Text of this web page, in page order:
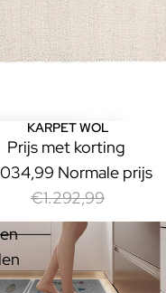
KARPET WOL
Prijs met korting
Normale prijs
€1.292,99